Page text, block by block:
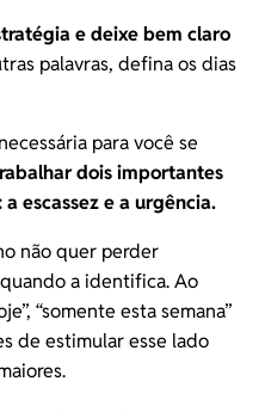
e deixe bem claro
palavras, defina os dias
para você se
dois importantes
escassez e a urgência.
não quer perder
a identifica. Ao
“somente esta semana”
de estimular esse lado